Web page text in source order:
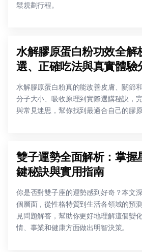
鬆規劃行程。
水解膠原蛋白粉功效全解
選、正確吃法與真實體驗
水解膠原蛋白粉真的能改善皮膚、關節
分子大小、吸收原理到實際選購秘訣，
與常見迷思，幫你找到最適合自己的膠
雙子運勢全面解析：掌握
鍵秘訣與實用指南
你是否對雙子座的運勢感到好奇？本文
個層面，從性格特質到生活各領域的預
見問題解答，幫助你更好地理解這個變
情、事業和健康方面做出明智決策。